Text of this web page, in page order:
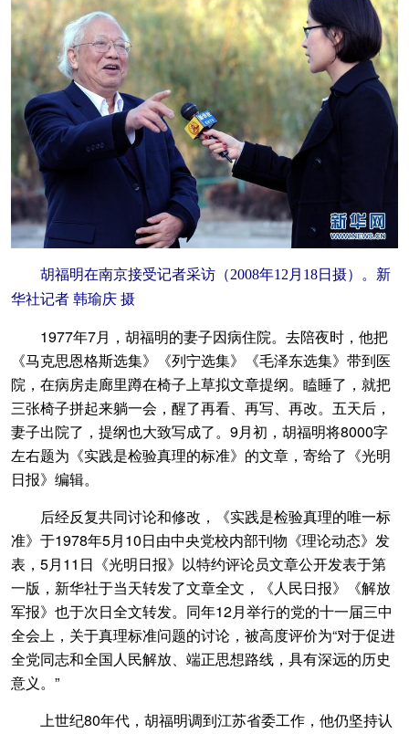
胡福明在南京接受记者采访（2008年12月18日摄）。新
华社记者 韩瑜庆 摄
1977年7月，胡福明的妻子因病住院。去陪夜时，他把
《马克思恩格斯选集》《列宁选集》《毛泽东选集》带到医
院，在病房走廊里蹲在椅子上草拟文章提纲。瞌睡了，就把
三张椅子拼起来躺一会，醒了再看、再写、再改。五天后，
妻子出院了，提纲也大致写成了。9月初，胡福明将8000字
左右题为《实践是检验真理的标准》的文章，寄给了《光明
日报》编辑。
后经反复共同讨论和修改，《实践是检验真理的唯一标
准》于1978年5月10日由中央党校内部刊物《理论动态》发
表，5月11日《光明日报》以特约评论员文章公开发表于第
一版，新华社于当天转发了文章全文，《人民日报》《解放
军报》也于次日全文转发。同年12月举行的党的十一届三中
全会上，关于真理标准问题的讨论，被高度评价为“对于促进
全党同志和全国人民解放、端正思想路线，具有深远的历史
意义。”
上世纪80年代，胡福明调到江苏省委工作，他仍坚持认